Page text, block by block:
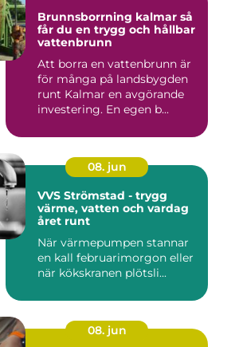
Brunnsborrning kalmar så
får du en trygg och hållbar
vattenbrunn
Att borra en vattenbrunn är
för många på landsbygden
runt Kalmar en avgörande
investering. En egen b...
08. jun
VVS Strömstad - trygg
värme, vatten och vardag
året runt
När värmepumpen stannar
en kall februarimorgon eller
när kökskranen plötsli...
08. jun